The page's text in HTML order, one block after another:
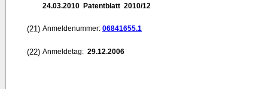
24.03.2010 Patentblatt 2010/12
(21) Anmeldenummer: 06841655.1
(22) Anmeldetag: 29.12.2006